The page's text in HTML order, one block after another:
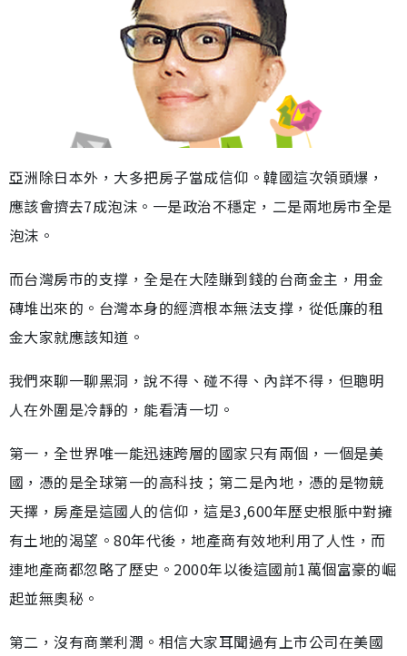
亞洲除日本外，大多把房子當成信仰。韓國這次領頭爆，
應該會擠去7成泡沫。一是政治不穩定，二是兩地房市全是
泡沫。
而台灣房市的支撑，全是在大陸賺到錢的台商金主，用金
磚堆出來的。台灣本身的經濟根本無法支撑，從低廉的租
金大家就應該知道。
我們來聊一聊黑洞，說不得、碰不得、內詳不得，但聰明
人在外圍是冷靜的，能看清一切。
第一，全世界唯一能迅速跨層的國家只有兩個，一個是美
國，憑的是全球第一的高科技；第二是內地，憑的是物競
天擇，房產是這國人的信仰，這是3,600年歷史根脈中對擁
有土地的渴望。80年代後，地產商有效地利用了人性，而
連地產商都忽略了歷史。2000年以後這國前1萬個富豪的崛
起並無奧秘。
第二，沒有商業利潤。相信大家耳聞過有上市公司在美國